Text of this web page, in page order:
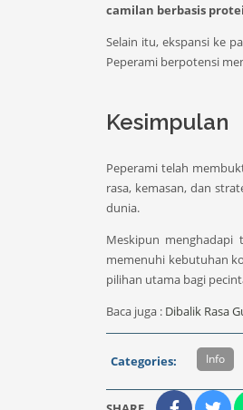
camilan berbasis
Selain itu, ekspansi ke
Peperami berpotensi
Kesimpulan
Peperami telah
rasa, kemasan, dan
dunia.
Meskipun
memenuhi kebutuhan
pilihan utama bagi
Baca juga : Dibalik Rasa
Categories: Info